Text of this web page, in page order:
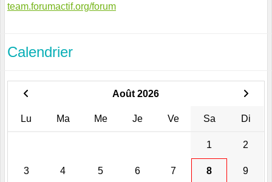
team.forumactif.org/forum
Calendrier
Août 2026
Lu Ma Me Je Ve Sa Di
1 2
3 4 5 6 7 8 9